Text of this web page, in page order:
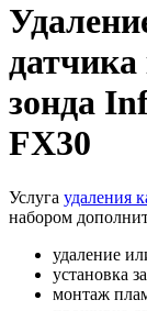
зонда
FX30
Услуга удаления
набором
удаление
установка
монтаж